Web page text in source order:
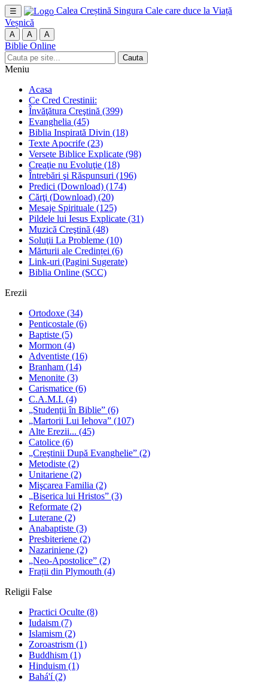
☰ Calea Creștină Singura Cale care duce la Viață
Veșnică
A A A
Biblie Online
Cauta
Meniu
Acasa
Ce Cred Crestinii:
Învăţătura Creştină (399)
Evanghelia (45)
Biblia Inspirată Divin (18)
Texte Apocrife (23)
Versete Biblice Explicate (98)
Creaţie nu Evoluţie (18)
Întrebări şi Răspunsuri (196)
Predici (Download) (174)
Cărţi (Download) (20)
Mesaje Spirituale (125)
Pildele lui Iesus Explicate (31)
Muzică Creştină (48)
Soluţii La Probleme (10)
Mărturii ale Credinței (6)
Link-uri (Pagini Sugerate)
Biblia Online (SCC)
Erezii
Ortodoxe (34)
Penticostale (6)
Baptiste (5)
Mormon (4)
Adventiste (16)
Branham (14)
Menonite (3)
Carismatice (6)
C.A.M.I. (4)
„Studenţii în Biblie” (6)
„Martorii Lui Iehova” (107)
Alte Erezii... (45)
Catolice (6)
„Creştinii După Evanghelie” (2)
Metodiste (2)
Unitariene (2)
Mişcarea Familia (2)
„Biserica lui Hristos” (3)
Reformate (2)
Luterane (2)
Anabaptiste (3)
Presbiteriene (2)
Nazariniene (2)
„Neo-Apostolice” (2)
Frații din Plymouth (4)
Religii False
Practici Oculte (8)
Iudaism (7)
Islamism (2)
Zoroastrism (1)
Buddhism (1)
Hinduism (1)
Bahá'í(2)